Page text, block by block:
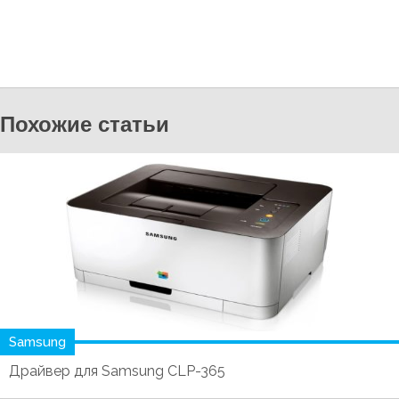
Похожие статьи
Samsung
Драйвер для Samsung CLP-365